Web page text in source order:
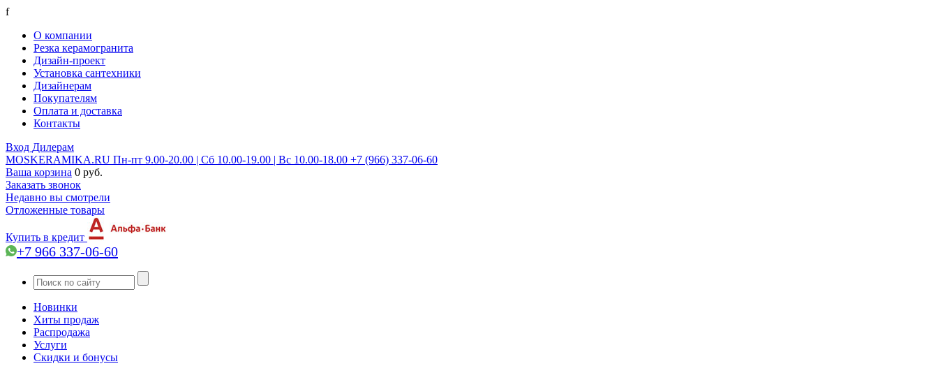
f
О компании
Резка керамогранита
Дизайн-проект
Установка сантехники
Дизайнерам
Покупателям
Оплата и доставка
Контакты
Вход Дилерам
MOSKERAMIKA.RU Пн-пт 9.00-20.00 | Сб 10.00-19.00 | Вс 10.00-18.00 +7 (966) 337-06-60
Ваша корзина 0 руб.
Заказать звонок
Недавно вы смотрели
Отложенные товары
Купить в кредит
+7 966 337-06-60
Новинки
Хиты продаж
Распродажа
Услуги
Скидки и бонусы